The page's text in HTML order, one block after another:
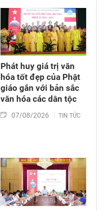
Phát huy giá trị văn
hóa tốt đẹp của Phật
giáo gắn với bản sắc
văn hóa các dân tộc
07/08/2026 TIN TỨC